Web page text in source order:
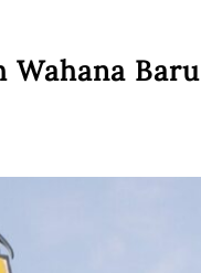
Wahana Baru